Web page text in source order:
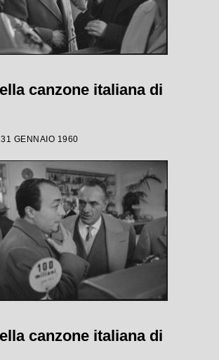
canzone italiana di
GENNAIO 1960
canzone italiana di